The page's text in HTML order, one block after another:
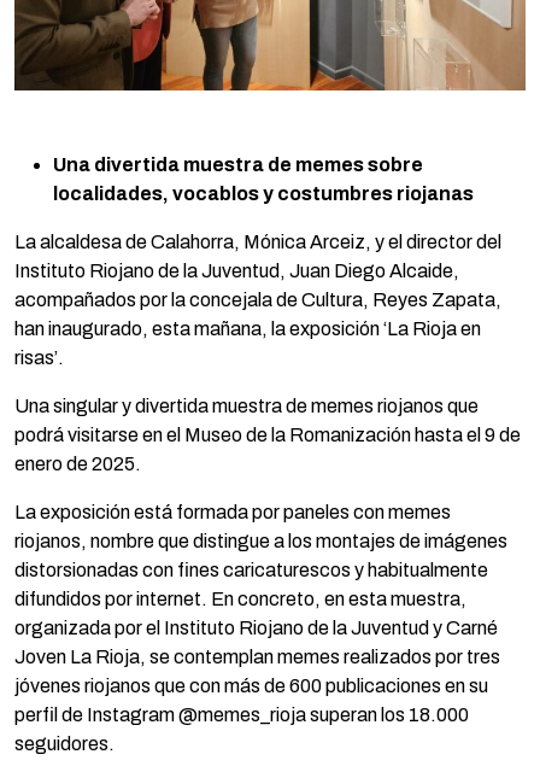
Una divertida muestra de memes sobre
localidades, vocablos y costumbres riojanas
La alcaldesa de Calahorra, Mónica Arceiz, y el director del
Instituto Riojano de la Juventud, Juan Diego Alcaide,
acompañados por la concejala de Cultura, Reyes Zapata,
han inaugurado, esta mañana, la exposición ‘La Rioja en
risas’.
Una singular y divertida muestra de memes riojanos que
podrá visitarse en el Museo de la Romanización hasta el 9 de
enero de 2025.
La exposición está formada por paneles con memes
riojanos, nombre que distingue a los montajes de imágenes
distorsionadas con fines caricaturescos y habitualmente
difundidos por internet. En concreto, en esta muestra,
organizada por el Instituto Riojano de la Juventud y Carné
Joven La Rioja, se contemplan memes realizados por tres
jóvenes riojanos que con más de 600 publicaciones en su
perfil de Instagram @memes_rioja superan los 18.000
seguidores.